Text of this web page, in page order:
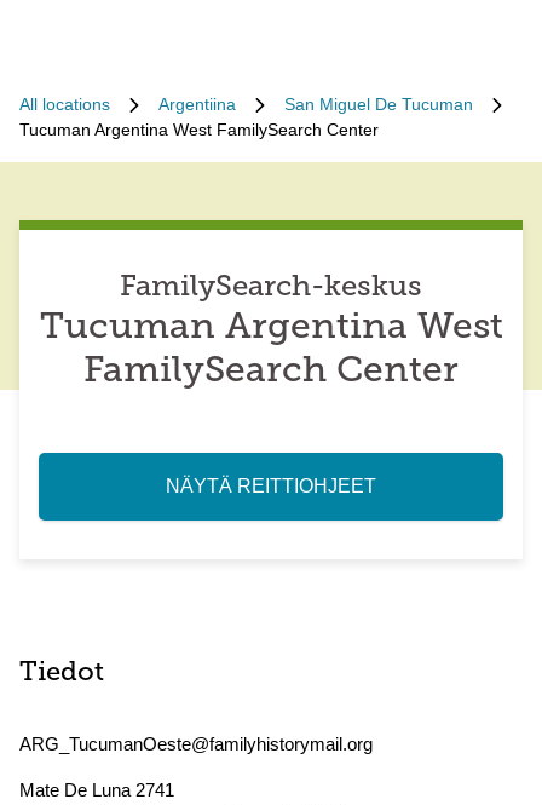
All locations Argentiina
San Miguel De Tucuman
Tucuman Argentina West FamilySearch Center
FamilySearch-keskus
Tucuman Argentina West
FamilySearch Center
NÄYTÄ REITTIOHJEET
Tiedot
ARG_TucumanOeste@familyhistorymail.org
Mate De Luna 2741